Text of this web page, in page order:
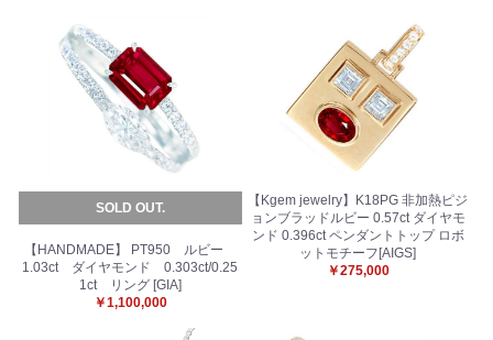
SOLD OUT.
【HANDMADE】 PT950 ルビー
1.03ct ダイヤモンド 0.303ct/0.25
1ct リング [GIA]
￥1,100,000
【Kgem jewelry】K18PG 非加熱ピジ
ョンブラッドルビー 0.57ct ダイヤモ
ンド 0.396ct ペンダントトップ ロボ
ットモチーフ[AIGS]
￥275,000